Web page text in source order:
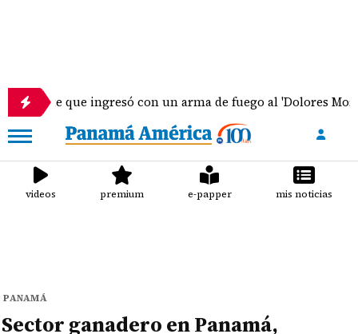
ingresó con un arma de fuego al 'Dolores Moscote'
videos premium e-papper mis noticias
PANAMÁ
Sector ganadero en Panamá,